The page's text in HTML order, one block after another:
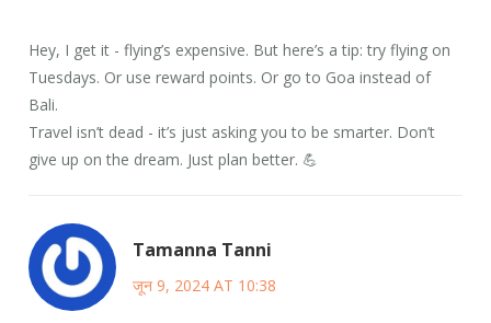
Hey, I get it - flying’s expensive. But here’s a tip: try flying on
Tuesdays. Or use reward points. Or go to Goa instead of
Bali.
Travel isn’t dead - it’s just asking you to be smarter. Don’t
give up on the dream. Just plan better. 💪
Tamanna Tanni
जून 9, 2024 AT 10:38